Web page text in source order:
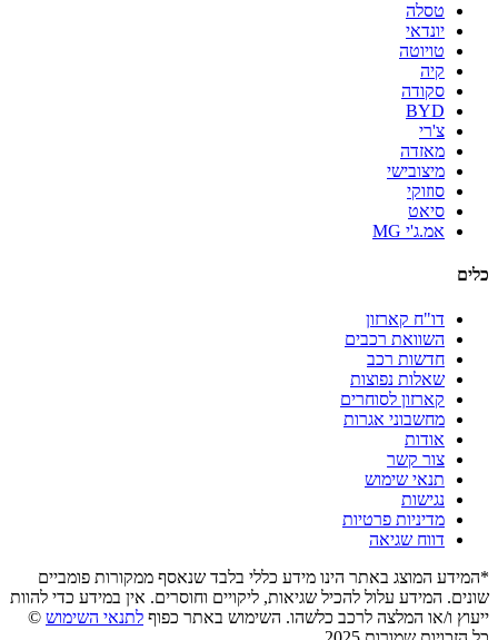
טסלה
יונדאי
טויוטה
קיה
סקודה
BYD
צ'רי
מאזדה
מיצובישי
סוזוקי
סיאט
אמ.ג'י MG
כלים
דו"ח קארזון
השוואת רכבים
חדשות רכב
שאלות נפוצות
קארזון לסוחרים
מחשבוני אגרות
אודות
צור קשר
תנאי שימוש
נגישות
מדיניות פרטיות
דווח שגיאה
*המידע המוצג באתר הינו מידע כללי בלבד שנאסף ממקורות פומביים
שונים. המידע עלול להכיל שגיאות, ליקויים וחוסרים. אין במידע כדי להוות
ייעוץ ו/או המלצה לרכב כלשהו. השימוש באתר כפוף לתנאי השימוש ©